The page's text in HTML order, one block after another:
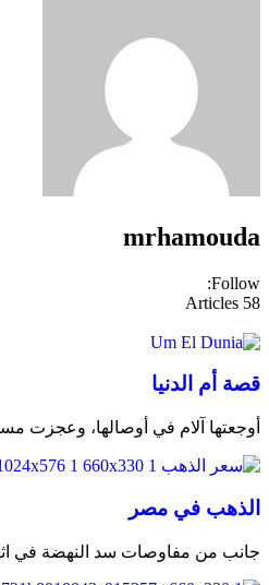
mrhamouda
Follow:
58
Articles
قصة أم الدنيا
أوجعتها آلام في أوصالها، وعجزت
الذهب في مصر
جانب من مفاوصات سد النهضة في